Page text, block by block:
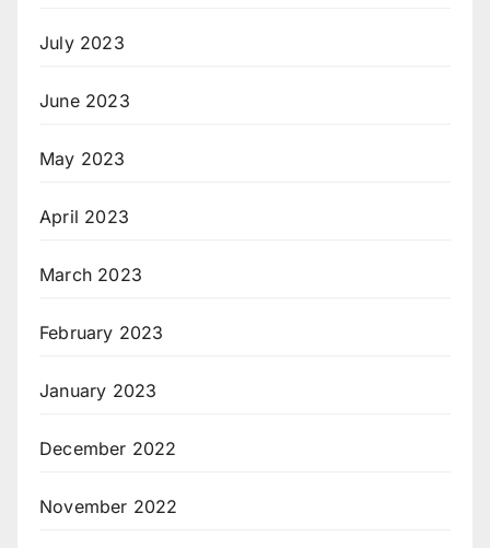
July 2023
June 2023
May 2023
April 2023
March 2023
February 2023
January 2023
December 2022
November 2022